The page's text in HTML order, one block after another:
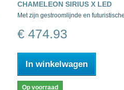
CHAMELEON SIRIUS X LED
Met zijn gestroomlijnde en futuristische
€ 474.93
In winkelwagen
Op voorraad